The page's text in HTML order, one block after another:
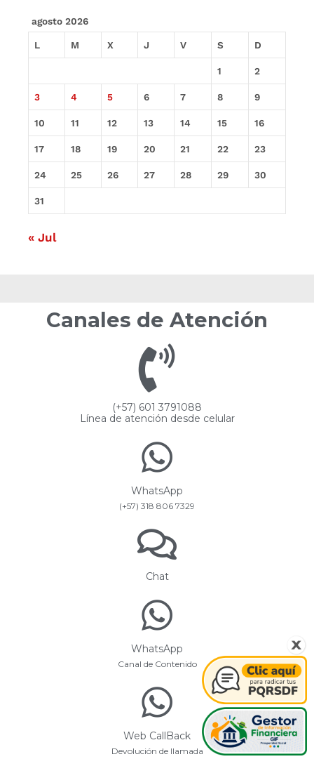
agosto 2026
L M X J V S D
1 2
3 4 5 6 7 8 9
10 11 12 13 14 15 16
17 18 19 20 21 22 23
24 25 26 27 28 29 30
31
« Jul
Canales de Atención
(+57) 601 3791088
Línea de atención desde celular
WhatsApp
(+57) 318 806 7329
Chat
WhatsApp
Canal de Contenido
Web CallBack
Devolución de llamada